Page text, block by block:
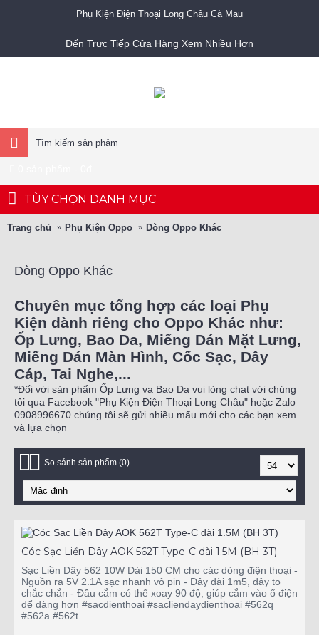
Phụ Kiện Điện Thoại Long Châu Cà Mau
Đến Trực Tiếp Cửa Hàng Xem Nhiều Hơn
TÙY CHỌN DANH MỤC
Trang chủ Phụ Kiện Oppo Dòng Oppo Khác
Dòng Oppo Khác
Chuyên mục tổng hợp các loại Phụ
Kiện dành riêng cho Oppo Khác như:
Ốp Lưng, Bao Da, Miếng Dán Mặt Lưng,
Miếng Dán Màn Hình, Cốc Sạc, Dây
Cáp, Tai Nghe,...
*Đối với sản phẩm Ốp Lưng va Bao Da vui lòng chat với chúng
tôi qua Facebook "Phụ Kiện Điện Thoại Long Châu" hoặc Zalo
0908996670 chúng tôi sẽ gửi nhiều mẩu mới cho các bạn xem
và lựa chọn
So sánh sản phẩm (0)
Cóc Sạc Liền Dây AOK 562T Type-C dài 1.5M (BH 3T)
Sạc Liền Dây 562 10W Dài 150 CM cho các dòng điện thoại -
Nguồn ra 5V 2.1A sạc nhanh vô pin - Dây dài 1m5, dây to
chắc chắn - Đầu cắm có thể xoay 90 độ, giúp cắm vào ổ điện
dể dàng hơn #sacdienthoai #sacliendaydienthoai #562q
#562a #562t..